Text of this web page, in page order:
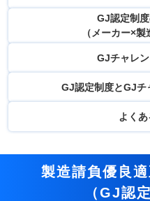
GJ認定制
（メーカー×製
GJチャレ
GJ認定制度とGJチ
よく
製造請負優良
（GJ認